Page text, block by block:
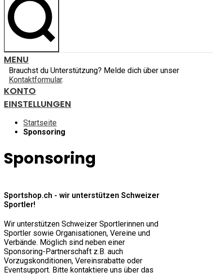
MENU
Brauchst du Unterstützung? Melde dich über unser
Kontaktformular.
KONTO
EINSTELLUNGEN
Startseite
Sponsoring
Sponsoring
Sportshop.ch - wir unterstützen Schweizer
Sportler!
Wir unterstützen Schweizer Sportlerinnen und
Sportler sowie Organisationen, Vereine und
Verbände. Möglich sind neben einer
Sponsoring-Partnerschaft z.B. auch
Vorzugskonditionen, Vereinsrabatte oder
Eventsupport. Bitte kontaktiere uns über das